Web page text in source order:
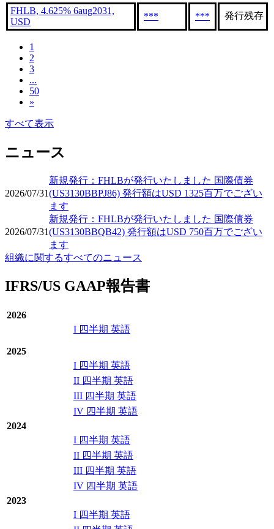
FHLB, 4.625% 6aug2031,
USD
*** *** 発行残存
1
2
3
...
50
»
すべて表示
ニュース
2026/07/31
新規発行：FHLBが発行いたしました 国際債券
(US3130BBPJ86) 発行額はUSD 1325百万でござい
ます
2026/07/31
新規発行：FHLBが発行いたしました 国際債券
(US3130BBQB42) 発行額はUSD 750百万でござい
ます
組織に関するすべてのニュース
IFRS/US GAAP報告書
2026
I 四半期 英語
2025
I 四半期 英語
II 四半期 英語
III 四半期 英語
IV 四半期 英語
2024
I 四半期 英語
II 四半期 英語
III 四半期 英語
IV 四半期 英語
2023
I 四半期 英語